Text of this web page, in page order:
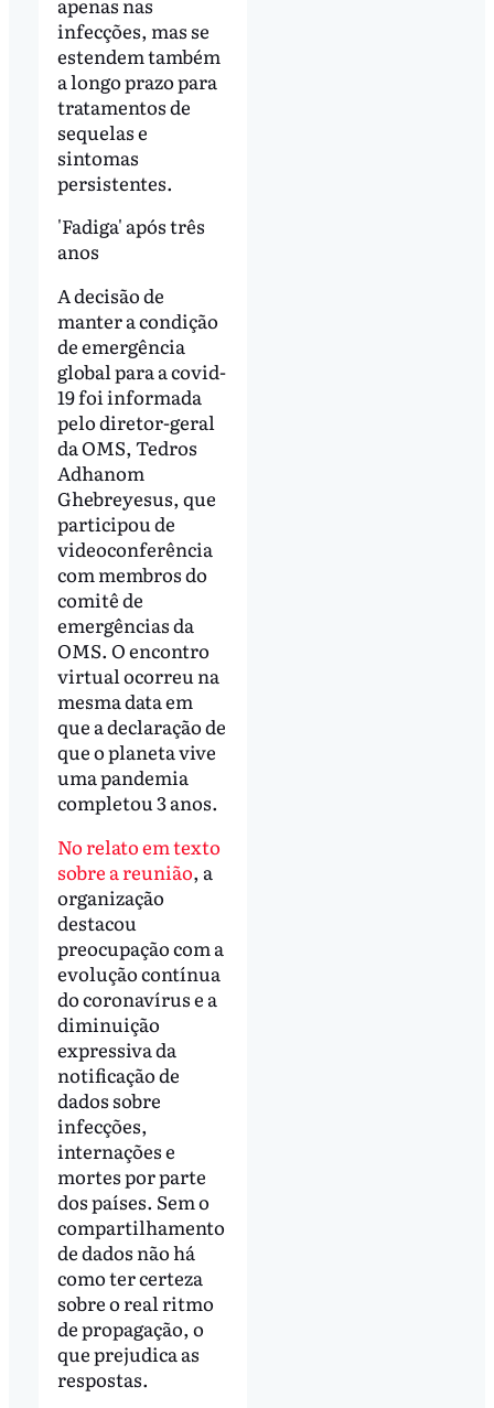
infecções, mas se
estendem também
a longo prazo para
tratamentos de
sequelas e
sintomas
persistentes.
'Fadiga' após três
anos
A decisão de
manter a condição
de emergência
global para a covid-
19 foi informada
pelo diretor-geral
da OMS, Tedros
Adhanom
Ghebreyesus, que
participou de
videoconferência
com membros do
comitê de
emergências da
OMS. O encontro
virtual ocorreu na
mesma data em
que a declaração de
que o planeta vive
uma pandemia
completou 3 anos.
No relato em texto
sobre a reunião, a
organização
destacou
preocupação com a
evolução contínua
do coronavírus e a
diminuição
expressiva da
notificação de
dados sobre
infecções,
internações e
mortes por parte
dos países. Sem o
compartilhamento
de dados não há
como ter certeza
sobre o real ritmo
de propagação, o
que prejudica as
respostas.